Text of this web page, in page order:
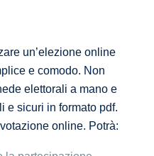
un’elezione online
e comodo. Non
elettorali a mano e
e sicuri in formato pdf.
online. Potrà: